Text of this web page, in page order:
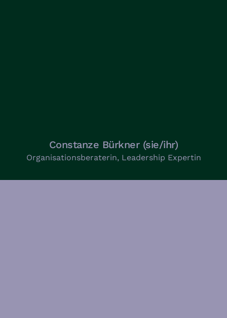
Constanze Bürkner (sie/ihr)
Organisationsberaterin, Leadership Expertin